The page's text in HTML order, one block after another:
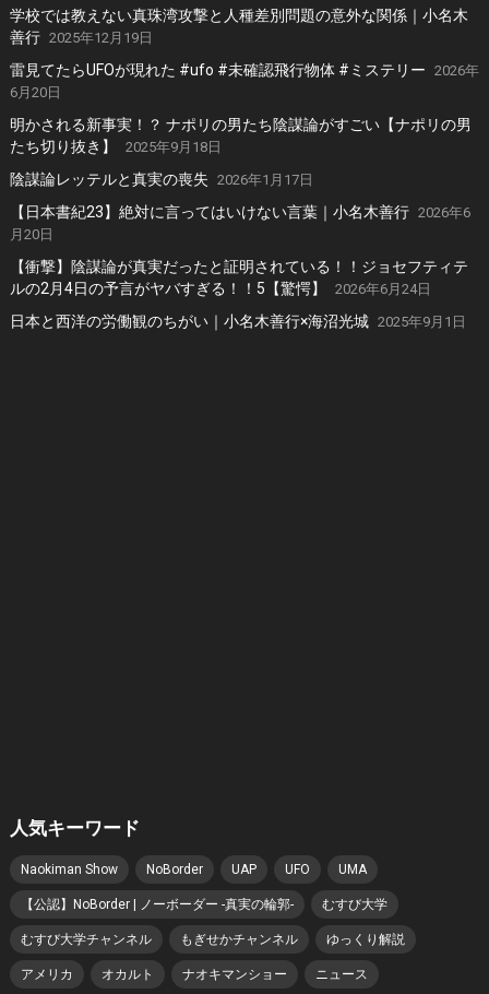
学校では教えない真珠湾攻撃と人種差別問題の意外な関係｜小名木
善行 2025年12月19日
雷見てたらUFOが現れた #ufo #未確認飛行物体 #ミステリー 2026年
6月20日
明かされる新事実！？ ナポリの男たち陰謀論がすごい【ナポリの男
たち切り抜き】
2025年9月18日
陰謀論レッテルと真実の喪失 2026年1月17日
【日本書紀23】絶対に言ってはいけない言葉｜小名木善行 2026年6
月20日
【衝撃】陰謀論が真実だったと証明されている！！ジョセフティテ
ルの2月4日の予言がヤバすぎる！！5【驚愕】
2026年6月24日
日本と西洋の労働観のちがい｜小名木善行×海沼光城 2025年9月1日
人気キーワード
Naokiman Show NoBorder UAP UFO UMA
【公認】NoBorder | ノーボーダー -真実の輪郭- むすび大学
むすび大学チャンネル もぎせかチャンネル ゆっくり解説
アメリカ オカルト ナオキマンショー ニュース